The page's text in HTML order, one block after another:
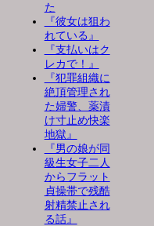
た
『彼女は狙わ
れている』
『支払いはク
レカで！』
『犯罪組織に
絶頂管理され
た婦警、薬漬
け寸止め快楽
地獄』
『男の娘が同
級生女子二人
からフラット
貞操帯で残酷
射精禁止され
る話』